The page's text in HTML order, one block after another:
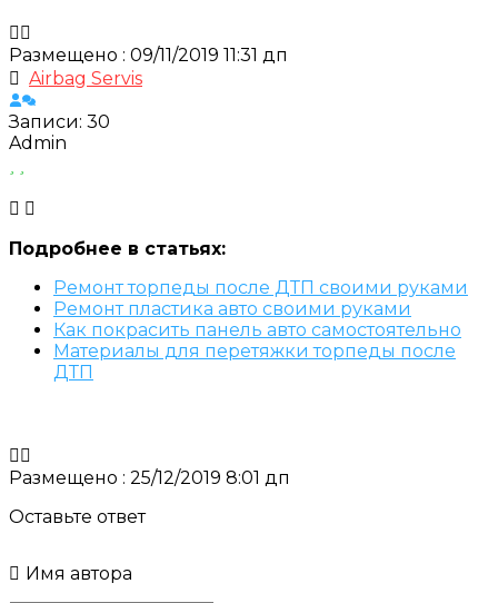
Размещено : 09/11/2019 11:31 дп
Airbag Servis
Записи: 30
Admin
Подробнее в статьях:
Ремонт торпеды после ДТП своими руками
Ремонт пластика авто своими руками
Как покрасить панель авто самостоятельно
Материалы для перетяжки торпеды после
ДТП
Размещено : 25/12/2019 8:01 дп
Оставьте ответ
Имя автора